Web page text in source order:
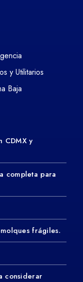
y Utilitarios
Baja
CDMX y
completa para
frágiles.
considerar